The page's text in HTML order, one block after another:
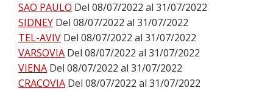
SAO PAULO Del 08/07/2022 al 31/07/2022
SIDNEY Del 08/07/2022 al 31/07/2022
TEL-AVIV Del 08/07/2022 al 31/07/2022
VARSOVIA Del 08/07/2022 al 31/07/2022
VIENA Del 08/07/2022 al 31/07/2022
CRACOVIA Del 08/07/2022 al 31/07/2022